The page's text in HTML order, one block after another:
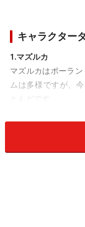
キャラクター
1.マズルカ
マズルカはポーラ
ムは多様ですが、
とんどです。